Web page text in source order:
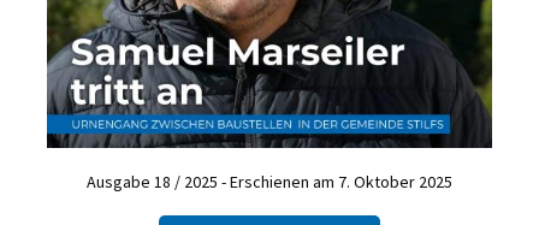
Ausgabe 18 / 2025 - Erschienen am 7. Oktober 2025